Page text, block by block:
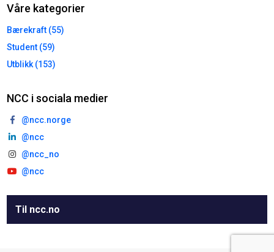
Våre kategorier
Bærekraft (55)
Student (59)
Utblikk (153)
NCC i sociala medier
@ncc.norge
@ncc
@ncc_no
@ncc
Til ncc.no